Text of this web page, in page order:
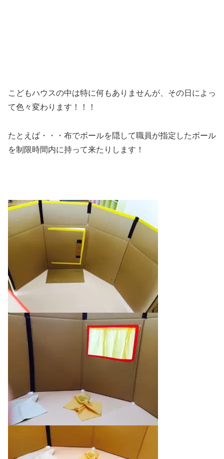
こどもハウスの中は特に何もありませんが、その日によっ
て色々変わります！！！
たとえば・・・布でボールを隠して職員が指定したボール
を制限時間内に持って来たりします！